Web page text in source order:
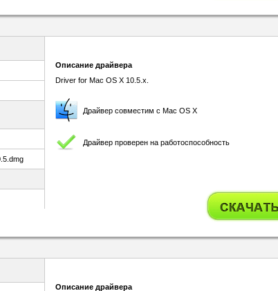
Описание драйвера
Driver for Mac OS X 10.5.x.
Драйвер совместим с Mac OS X
Драйвер проверен на работоспособность
Описание драйвера